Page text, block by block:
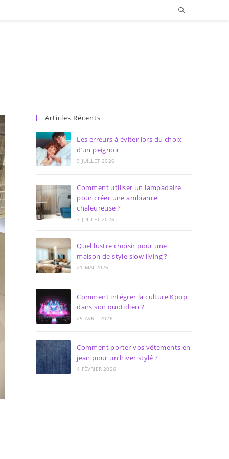
Articles Récents
Les erreurs à éviter lors du choix
d’un peignoir
9 JUILLET 2026
Comment utiliser un lampadaire
pour créer une ambiance
chaleureuse ?
7 JUILLET 2026
Quel lustre choisir pour une
maison de style slow living ?
21 MAI 2026
Comment intégrer la culture Kpop
dans son quotidien ?
25 AVRIL 2026
Comment porter vos vêtements en
jean pour un hiver stylé ?
4 FÉVRIER 2026